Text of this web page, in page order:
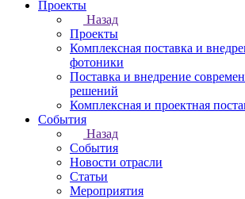
Проекты
Назад
Проекты
Комплексная поставка и
фотоники
Поставка и внедрение
решений
Комплексная и проектная
События
Назад
События
Новости отрасли
Статьи
Мероприятия